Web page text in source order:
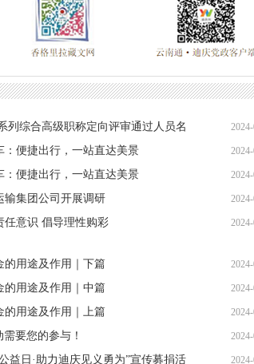
列综合高级职称定向评审通过人员名
：便捷出行，一站直达美景
：便捷出行，一站直达美景
输集团公司开展调研
任意识 倡导理性购彩
的用途及作用｜下篇
的用途及作用｜中篇
的用途及作用｜上篇
要您的参与！
益日·助力迪庆见义勇为”宣传募捐活